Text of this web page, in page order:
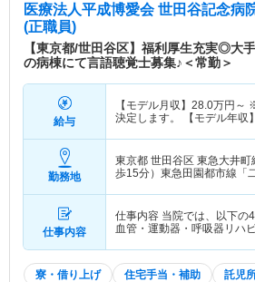
医療法人平成博愛会 世田谷記念病
(正職員)
【東京都/世田谷区】福利厚生充実◎大
の病棟にて言語聴覚士募集♪＜常勤＞
給与
【モデル月収】 28.0万円～
決定します。 【モデル年収】
勤務地
東京都 世田谷区 東急大井町
歩15分）東急田園都市線「
仕事内容
仕事内容 当院では、以下の
血管・運動器・呼吸器リハ
寮・借り上げ 住宅手当・補助 託児